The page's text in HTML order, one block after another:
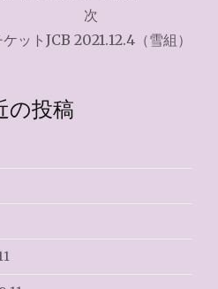
次
ケットJCB 2021.12.4（雪組）
の投稿